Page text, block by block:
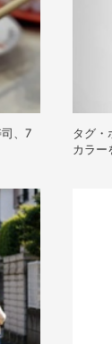
、7
タグ・
カラー